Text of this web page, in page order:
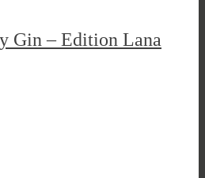
Gin – Edition Lana